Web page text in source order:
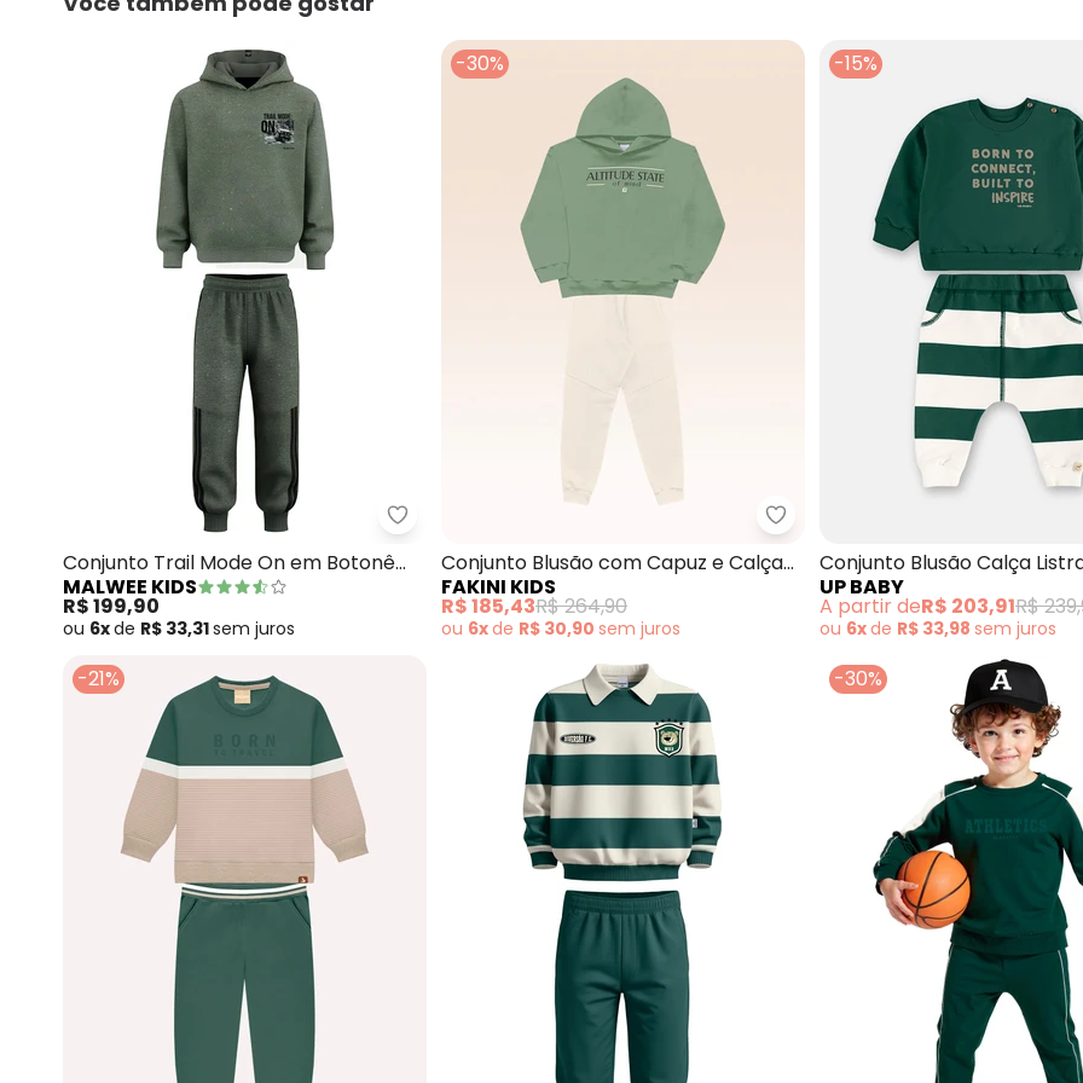
Malwee Kids - Conjunto Trail Mode On em Botonê (Verde Oliva)
Conjunto Trail Mode On em Botonê
(Verde Oliva)
MALWEE KIDS
R$ 199,90
ou 6xde R$ 33,31sem juros
-30%
Fakini Kids - Conjunto Blusão
Conjunto Blusão com Capuz e Calça
(Verde)
FAKINI KIDS
R$ 185,43R$ 264,90
ou 6xde R$ 30,90 sem juros
-15%
Conjunto Blusão Calça
UP BABY
A partir deR$ 203,91R$
ou 6xde R$ 33,98 sem juros
-21% -30%